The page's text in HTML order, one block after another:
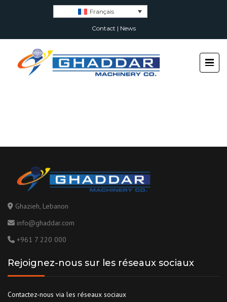
Français
Contact | News
Ghazieh, Lebanon
info@ghaddar.com
+961 7 220 000
Rejoignez-nous sur les réseaux sociaux
Contactez-nous via les réseaux sociaux